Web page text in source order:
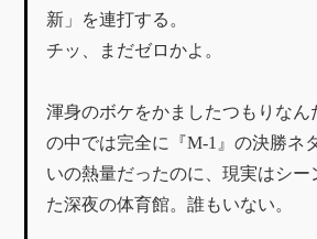
新」を連打する。
チッ、まだゼロかよ。
渾身のボケをかましたつもりなん
の中では完全に『M-1』の決勝ネ
いの熱量だったのに、現実はシー
た深夜の体育館。誰もいない。